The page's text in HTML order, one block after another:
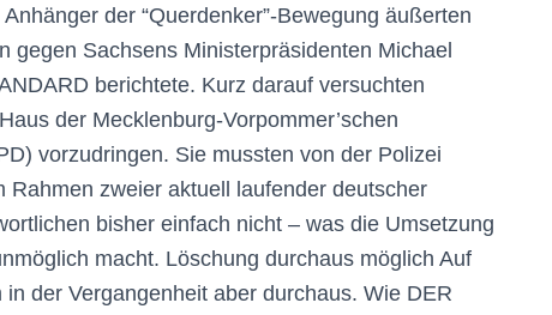
der “Querdenker”-Bewegung äußerten
gegen Sachsens Ministerpräsidenten Michael
berichtete. Kurz darauf versuchten
der Mecklenburg-Vorpommer’schen
vorzudringen. Sie mussten von der Polizei
zweier aktuell laufender deutscher
bisher einfach nicht – was die Umsetzung
macht. Löschung durchaus möglich Auf
der Vergangenheit aber durchaus. Wie DER